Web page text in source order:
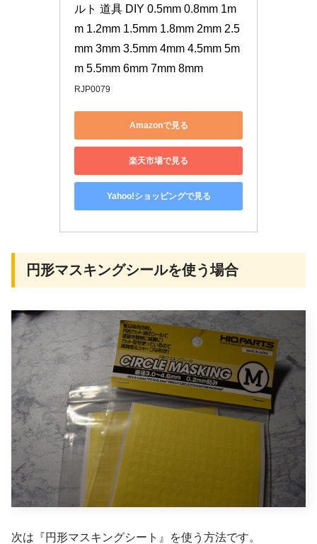
ルト 道具 DIY 0.5mm 0.8mm 1m
m 1.2mm 1.5mm 1.8mm 2mm 2.5
mm 3mm 3.5mm 4mm 4.5mm 5m
m 5.5mm 6mm 7mm 8mm
RJP0079
Amazonで見る
楽天市場で見る
Yahoo!ショッピングで見る
円形マスキングシールを使う場合
次は『円形マスキングシート』を使う方法です。